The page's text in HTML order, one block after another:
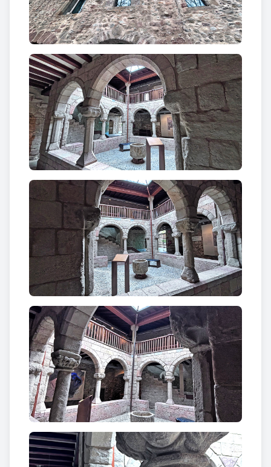
anys 2009 i 2010.
Actualment, el Palau de l'Abadia totalment
rehabilitat acull l'Oficina de Turisme, elCentre
d'Interpretació del Mite del Comte Arnauque
forma part del projecte Terra de Comtes i Abats,
l'Espai Art l'Abadia, l'exposició permanent de
maquetes Romànic, una volta pel Ripollèsi un
conjunt de sales polivalents on s'hi estableix una
àmplia programació cultural, com conferències,
presentacions i exposicions diverses, n'és un